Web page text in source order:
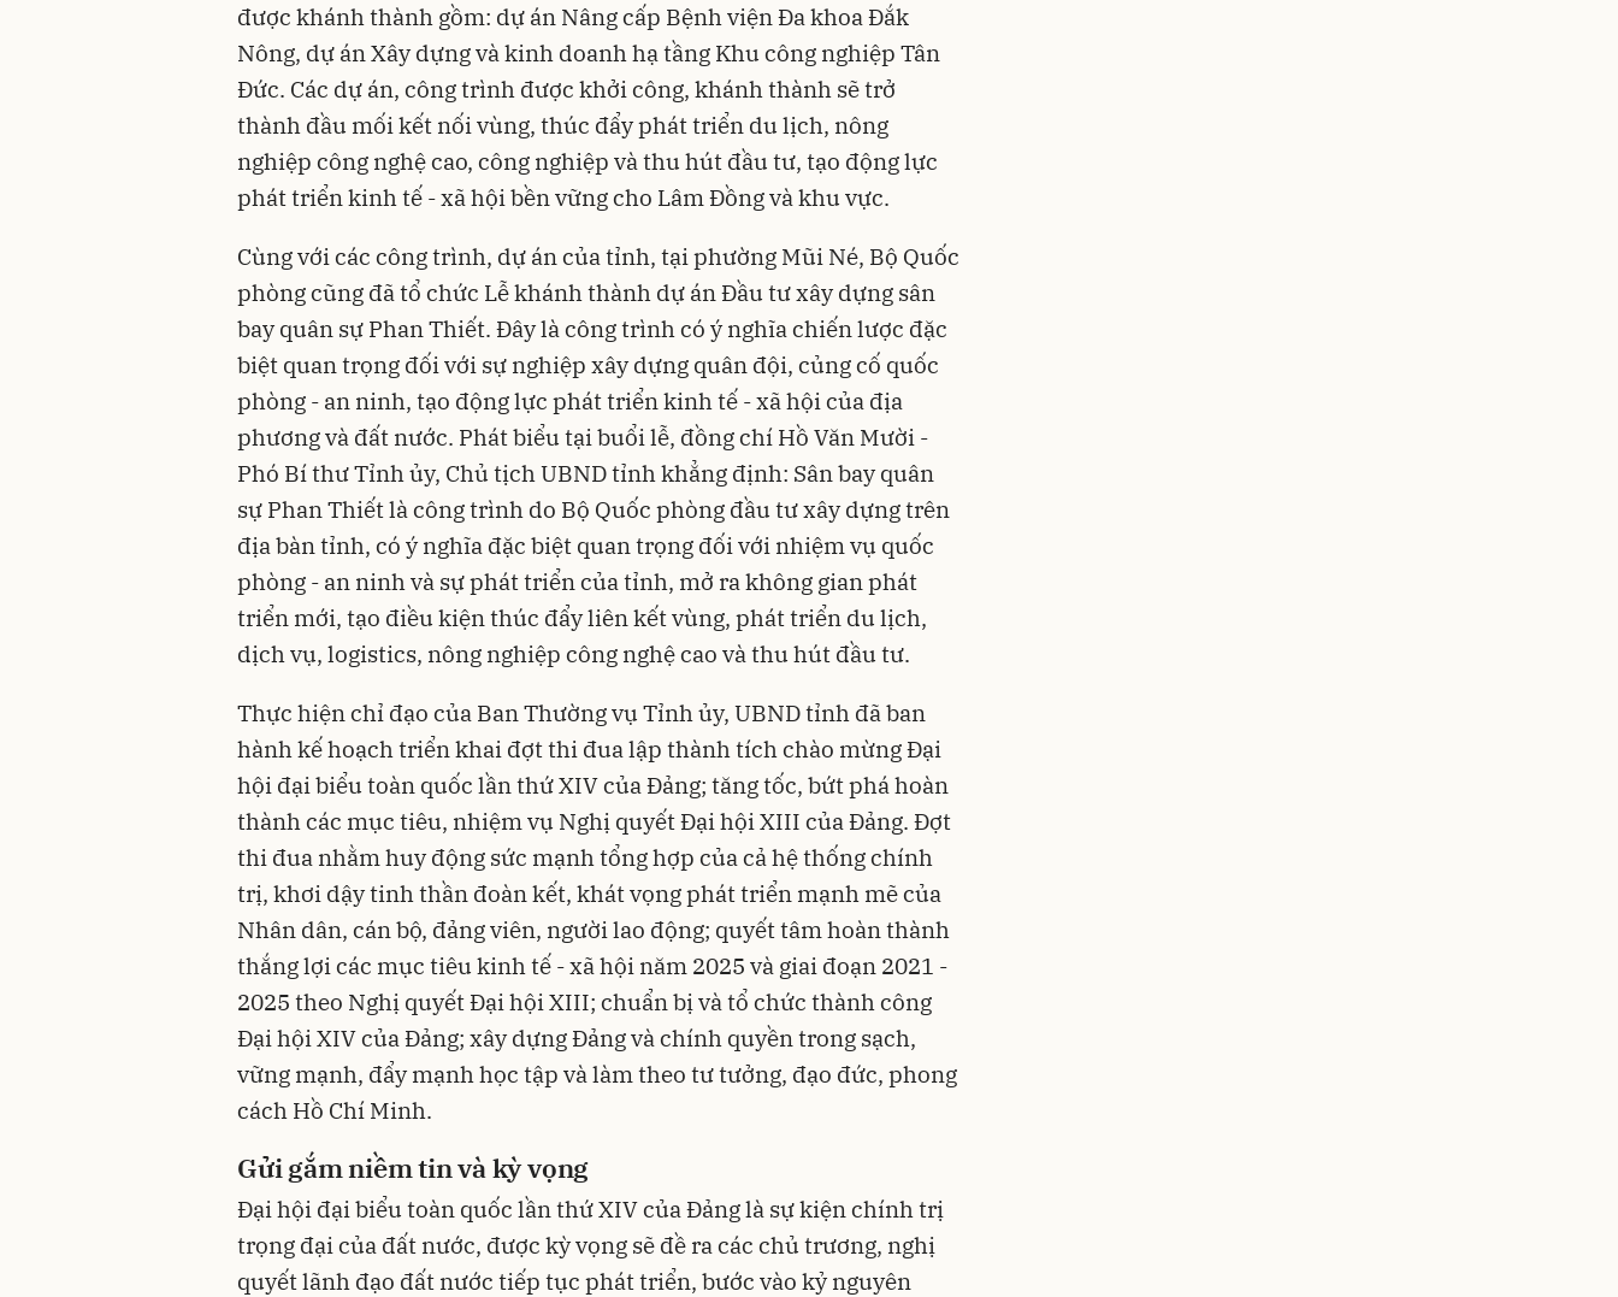
được khánh thành gồm: dự án Nâng cấp Bệnh viện Đa khoa Đắk
Nông, dự án Xây dựng và kinh doanh hạ tầng Khu công nghiệp Tân
Đức. Các dự án, công trình được khởi công, khánh thành sẽ trở
thành đầu mối kết nối vùng, thúc đẩy phát triển du lịch, nông
nghiệp công nghệ cao, công nghiệp và thu hút đầu tư, tạo động lực
phát triển kinh tế - xã hội bền vững cho Lâm Đồng và khu vực.
Cùng với các công trình, dự án của tỉnh, tại phường Mũi Né, Bộ Quốc
phòng cũng đã tổ chức Lễ khánh thành dự án Đầu tư xây dựng sân
bay quân sự Phan Thiết. Đây là công trình có ý nghĩa chiến lược đặc
biệt quan trọng đối với sự nghiệp xây dựng quân đội, củng cố quốc
phòng - an ninh, tạo động lực phát triển kinh tế - xã hội của địa
phương và đất nước. Phát biểu tại buổi lễ, đồng chí Hồ Văn Mười -
Phó Bí thư Tỉnh ủy, Chủ tịch UBND tỉnh khẳng định: Sân bay quân
sự Phan Thiết là công trình do Bộ Quốc phòng đầu tư xây dựng trên
địa bàn tỉnh, có ý nghĩa đặc biệt quan trọng đối với nhiệm vụ quốc
phòng - an ninh và sự phát triển của tỉnh, mở ra không gian phát
triển mới, tạo điều kiện thúc đẩy liên kết vùng, phát triển du lịch,
dịch vụ, logistics, nông nghiệp công nghệ cao và thu hút đầu tư.
Thực hiện chỉ đạo của Ban Thường vụ Tỉnh ủy, UBND tỉnh đã ban
hành kế hoạch triển khai đợt thi đua lập thành tích chào mừng Đại
hội đại biểu toàn quốc lần thứ XIV của Đảng; tăng tốc, bứt phá hoàn
thành các mục tiêu, nhiệm vụ Nghị quyết Đại hội XIII của Đảng. Đợt
thi đua nhằm huy động sức mạnh tổng hợp của cả hệ thống chính
trị, khơi dậy tinh thần đoàn kết, khát vọng phát triển mạnh mẽ của
Nhân dân, cán bộ, đảng viên, người lao động; quyết tâm hoàn thành
thắng lợi các mục tiêu kinh tế - xã hội năm 2025 và giai đoạn 2021 -
2025 theo Nghị quyết Đại hội XIII; chuẩn bị và tổ chức thành công
Đại hội XIV của Đảng; xây dựng Đảng và chính quyền trong sạch,
vững mạnh, đẩy mạnh học tập và làm theo tư tưởng, đạo đức, phong
cách Hồ Chí Minh.
Gửi gắm niềm tin và kỳ vọng
Đại hội đại biểu toàn quốc lần thứ XIV của Đảng là sự kiện chính trị
trọng đại của đất nước, được kỳ vọng sẽ đề ra các chủ trương, nghị
quyết lãnh đạo đất nước tiếp tục phát triển, bước vào kỷ nguyên